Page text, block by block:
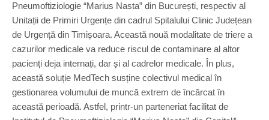
Pneumoftiziologie “Marius Nasta” din București, respectiv al
Unitații de Primiri Urgențe din cadrul Spitalului Clinic Județean
de Urgență din Timișoara. Această nouă modalitate de triere a
cazurilor medicale va reduce riscul de contaminare al altor
pacienți deja internați, dar și al cadrelor medicale. În plus,
această soluție MedTech susține colectivul medical în
gestionarea volumului de muncă extrem de încărcat în
această perioadă. Astfel, printr-un parteneriat facilitat de